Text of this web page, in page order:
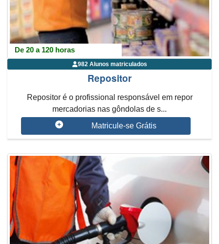
De 20 a 120 horas
982 Alunos matriculados
Repositor
Repositor é o profissional responsável em repor
mercadorias nas gôndolas de s...
Matricule-se Grátis